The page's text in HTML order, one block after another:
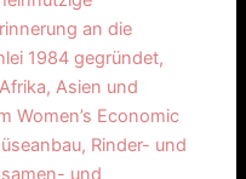
an die
1984 gegründet,
Asien und
Women’s Economic
Rinder- und
und